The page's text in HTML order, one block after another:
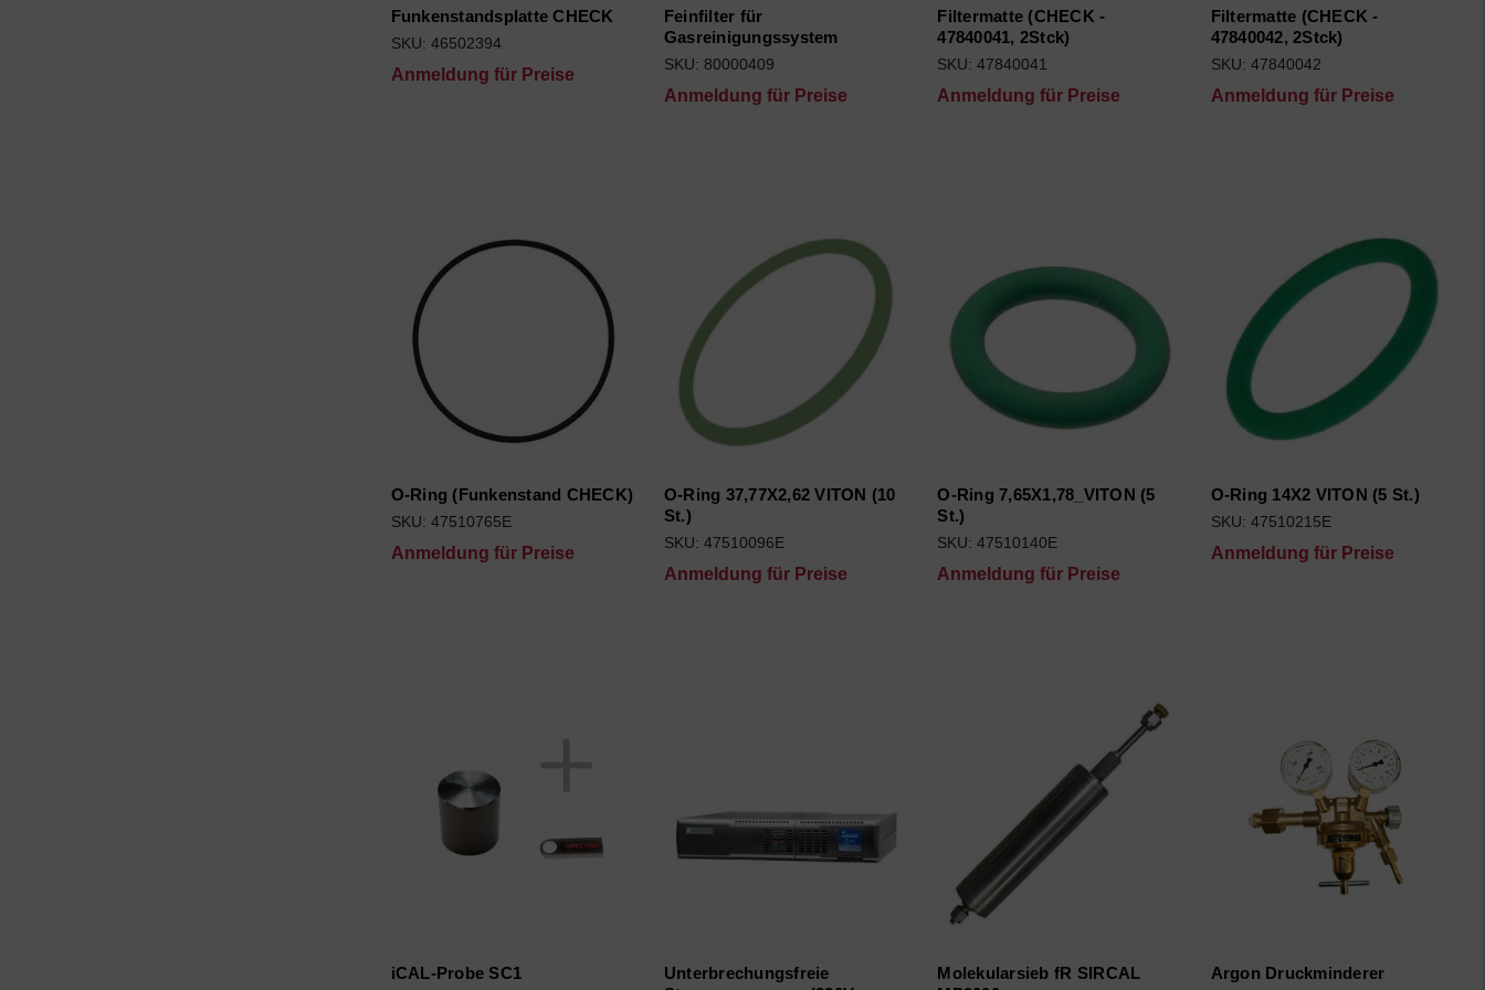
Funkenstandsplatte CHECK
SKU: 46502394
Anmeldung für Preise
Feinfilter für
Gasreinigungssystem
SKU: 80000409
Anmeldung für Preise
Filtermatte (CHECK -
47840041, 2Stck)
SKU: 47840041
Anmeldung für Preise
Filtermatte (CHECK -
47840042, 2Stck)
SKU: 47840042
Anmeldung für Preise
O-Ring (Funkenstand CHECK)
SKU: 47510765E
Anmeldung für Preise
O-Ring 37,77X2,62 VITON (10
St.)
SKU: 47510096E
Anmeldung für Preise
O-Ring 7,65X1,78_VITON (5
St.)
SKU: 47510140E
Anmeldung für Preise
O-Ring 14X2 VITON (5 St.)
SKU: 47510215E
Anmeldung für Preise
iCAL-Probe SC1
Unterbrechungsfreie
Molekularsieb fR SIRCAL
Argon Druckminderer